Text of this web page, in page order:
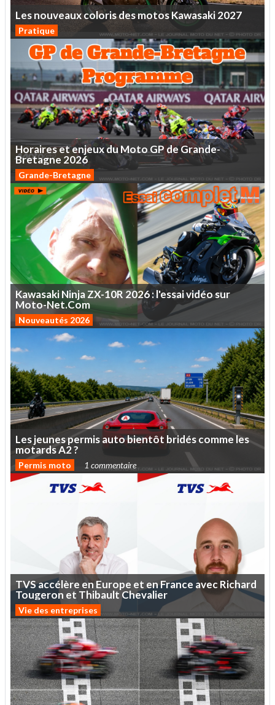
LesnouveauxcolorisdesmotosKawasaki2027
Pratique
HorairesetenjeuxduMotoGPdeGrande-
Bretagne 2026
Grande-Bretagne
KawasakiNinjaZX-10R 2026:l'essaividéosur
Moto-Net.Com
Nouveautés 2026
Lesjeunespermisautobientôt bridéscommeles
motardsA2?
Permis moto 1 commentaire
TVSaccélère enEurope et enFrance avecRichard
Tougeron et Thibault Chevalier
Vie des entreprises